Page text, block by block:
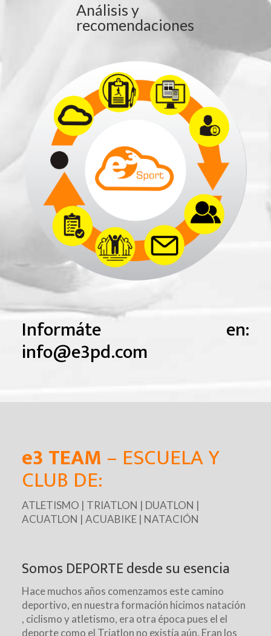
Análisis y
recomendaciones
Informáte en:
info@e3pd.com
e3 TEAM – ESCUELA Y
CLUB DE:
ATLETISMO | TRIATLON | DUATLON |
ACUATLON | ACUABIKE | NATACIÓN
Somos DEPORTE desde su esencia
Hace muchos años comenzamos este camino
deportivo, en nuestra formación hicimos natación
, ciclismo y atletismo, era otra época pues el el
deporte como el Triatlon no existía aún. Eran los